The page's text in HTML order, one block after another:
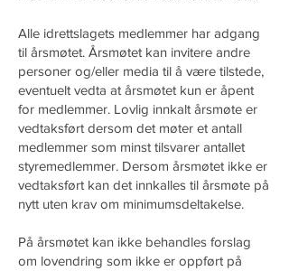
Alle idrettslagets medlemmer har adgang
til årsmøtet. Årsmøtet kan invitere andre
personer og/eller media til å være tilstede,
eventuelt vedta at årsmøtet kun er åpent
for medlemmer. Lovlig innkalt årsmøte er
vedtaksført dersom det møter et antall
medlemmer som minst tilsvarer antallet
styremedlemmer. Dersom årsmøtet ikke er
vedtaksført kan det innkalles til årsmøte på
nytt uten krav om minimumsdeltakelse.
På årsmøtet kan ikke behandles forslag
om lovendring som ikke er oppført på